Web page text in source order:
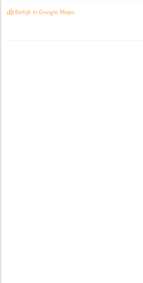
Bekijk in Google Maps